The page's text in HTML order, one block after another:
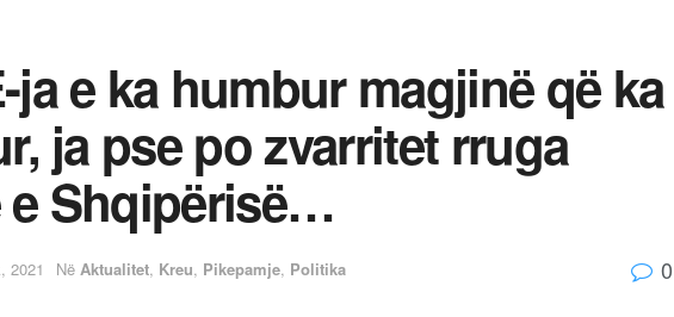
ja e ka humbur magjinë që ka
ja pse po zvarritet rruga
e Shqipërisë…
2021 Në Aktualitet, Kreu, Pikepamje, Politika 0